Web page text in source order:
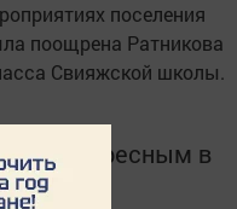
поселения
поощрена Ратникова
Свияжской школы.
и интересным в